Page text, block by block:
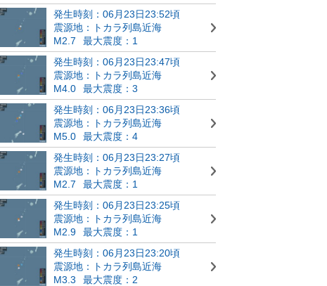
発生時刻：06月23日23:52頃
震源地：トカラ列島近海
M2.7
最大震度：1
発生時刻：06月23日23:47頃
震源地：トカラ列島近海
M4.0
最大震度：3
発生時刻：06月23日23:36頃
震源地：トカラ列島近海
M5.0
最大震度：4
発生時刻：06月23日23:27頃
震源地：トカラ列島近海
M2.7
最大震度：1
発生時刻：06月23日23:25頃
震源地：トカラ列島近海
M2.9
最大震度：1
発生時刻：06月23日23:20頃
震源地：トカラ列島近海
M3.3
最大震度：2